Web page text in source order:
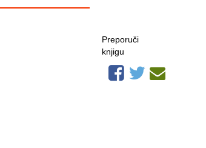
Preporuči
knjigu